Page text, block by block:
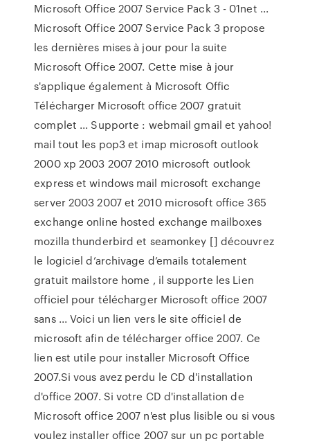
Microsoft Office 2007 Service Pack 3 - 01net ...
Microsoft Office 2007 Service Pack 3 propose
les dernières mises à jour pour la suite
Microsoft Office 2007. Cette mise à jour
s'applique également à Microsoft Offic
Télécharger Microsoft office 2007 gratuit
complet ... Supporte : webmail gmail et yahoo!
mail tout les pop3 et imap microsoft outlook
2000 xp 2003 2007 2010 microsoft outlook
express et windows mail microsoft exchange
server 2003 2007 et 2010 microsoft office 365
exchange online hosted exchange mailboxes
mozilla thunderbird et seamonkey [] découvrez
le logiciel d’archivage d’emails totalement
gratuit mailstore home , il supporte les Lien
officiel pour télécharger Microsoft office 2007
sans ... Voici un lien vers le site officiel de
microsoft afin de télécharger office 2007. Ce
lien est utile pour installer Microsoft Office
2007.Si vous avez perdu le CD d'installation
d'office 2007. Si votre CD d'installation de
Microsoft office 2007 n'est plus lisible ou si vous
voulez installer office 2007 sur un pc portable